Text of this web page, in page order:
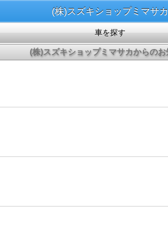
(株)スズキショップミマサカ